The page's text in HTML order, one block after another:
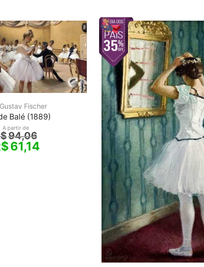
Fischer
Balé (1889)
A partir de
94,06
61,14